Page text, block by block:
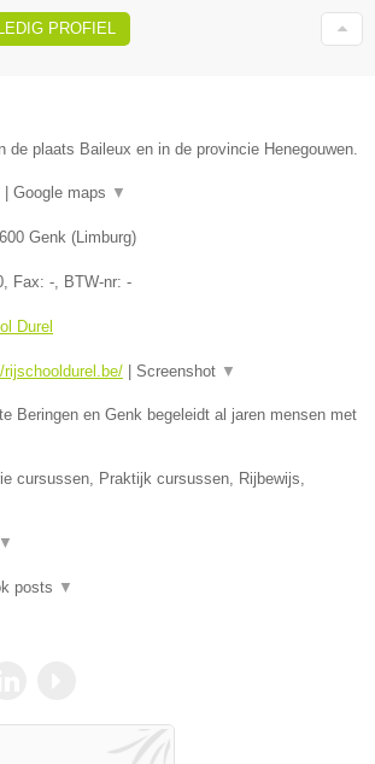
PROFIEL
de plaats Baileux en in de provincie Henegouwen.
Google maps ▼
Genk (Limburg)
, Fax: -, BTW-nr: -
Durel
rijschooldurel.be/ Screenshot ▼
Beringen en Genk begeleidt al jaren mensen met
cursussen, Praktijk cursussen, Rijbewijs,
▼
posts ▼